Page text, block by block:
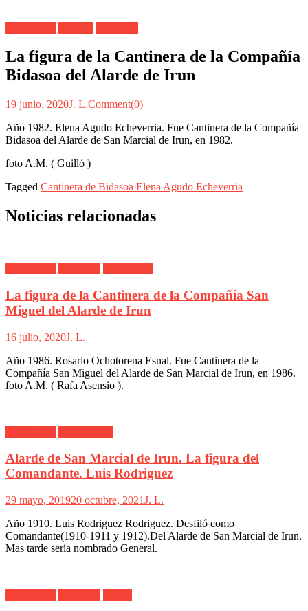
La figura de la Cantinera de la Compañía
Bidasoa del Alarde de Irun
19 junio, 2020J. L.Comment(0)
Año 1982. Elena Agudo Echeverria. Fue Cantinera de la Compañía
Bidasoa del Alarde de San Marcial de Irun, en 1982.
foto A.M. ( Guilló )
Tagged Cantinera de Bidasoa Elena Agudo Echeverria
Noticias relacionadas
La figura de la Cantinera de la Compañía San
Miguel del Alarde de Irun
16 julio, 2020J. L.
Año 1986. Rosario Ochotorena Esnal. Fue Cantinera de la
Compañía San Miguel del Alarde de San Marcial de Irun, en 1986.
foto A.M. ( Rafa Asensio ).
Alarde de San Marcial de Irun. La figura del
Comandante. Luis Rodriguez
29 mayo, 201920 octubre, 2021J. L.
Año 1910. Luis Rodriguez Rodriguez. Desfiló como
Comandante(1910-1911 y 1912).Del Alarde de San Marcial de Irun.
Mas tarde sería nombrado General.